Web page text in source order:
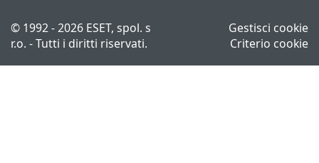
© 1992 - 2026 ESET, spol. s
r.o. - Tutti i diritti riservati.
Gestisci cookie
Criterio cookie